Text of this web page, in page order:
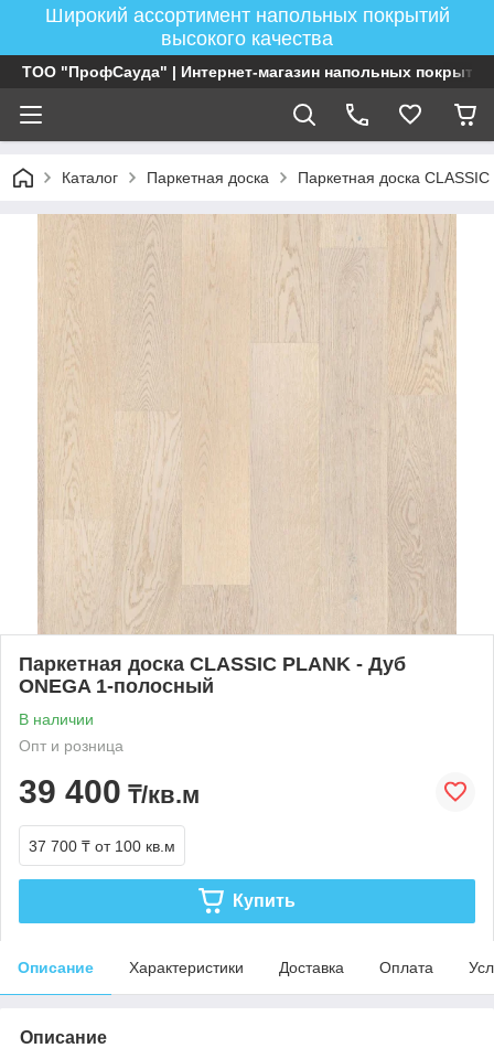
Широкий ассортимент напольных покрытий
высокого качества
ТОО "ПрофСауда" | Интернет-магазин напольных покрытий
Каталог Паркетная доска Паркетная доска CLASSIC
Паркетная доска CLASSIC PLANK - Дуб
ONEGA 1-полосный
В наличии
Опт и розница
39 400 ₸/кв.м
37 700 ₸ от 100 кв.м
Купить
Описание Характеристики Доставка Оплата
Описание